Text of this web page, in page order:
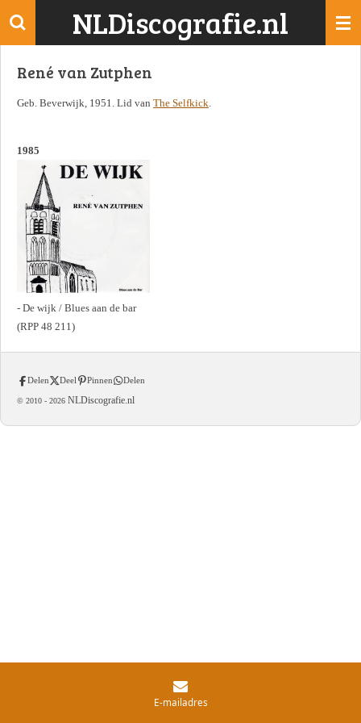
Ga
de
NLDiscografie.nl
René van Zutphen
Geb. Beverwijk, 1951. Lid van The Selfkick.
1985
- De wijk / Blues aan de bar
(RPP 48 211)
Delen Deel Pinnen Delen
© 2010 - 2026 NLDiscografie.nl
E-mailadres